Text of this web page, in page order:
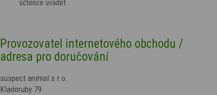
účtence uvádět.
Provozovatel internetového obchodu /
adresa pro doručování
suspect animal s.r.o.
Kladoruby 79